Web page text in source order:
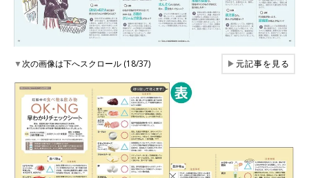
▼次の画像は下へスクロール (18/37) ▶元記事を見る